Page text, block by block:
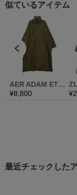
最近チェックした